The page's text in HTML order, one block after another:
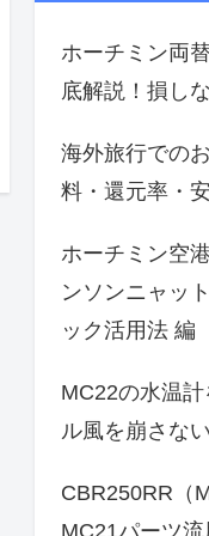
ホーチミン両
底解説！損し
海外旅行での
料・還元率・
ホーチミン空
ンソンニャッ
ック活用法 編
MC22の水温
ル風を崩さな
CBR250RR（